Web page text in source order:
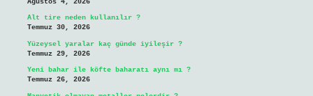
Alt tire neden kullanılır ?
Temmuz 30, 2026
Yüzeysel yaralar kaç günde iyileşir ?
Temmuz 29, 2026
Yeni bahar ile köfte baharatı aynı mı ?
Temmuz 26, 2026